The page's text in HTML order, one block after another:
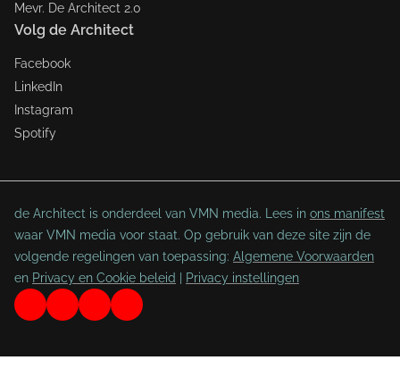
Mevr. De Architect 2.0
Volg de Architect
Facebook
LinkedIn
Instagram
Spotify
de Architect is onderdeel van VMN media. Lees in ons manifest
waar VMN media voor staat. Op gebruik van deze site zijn de
volgende regelingen van toepassing: Algemene Voorwaarden
en Privacy en Cookie beleid Privacy instellingen